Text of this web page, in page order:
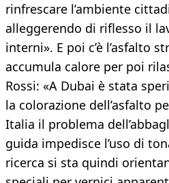
rinfrescare l’ambiente
alleggerendo di riflesso il
interni». E poi c’è l’asfalto
accumula calore per poi
Rossi: «A Dubai è stata
la colorazione dell’asfalto
Italia il problema
guida impedisce l’uso di
ricerca si sta quindi